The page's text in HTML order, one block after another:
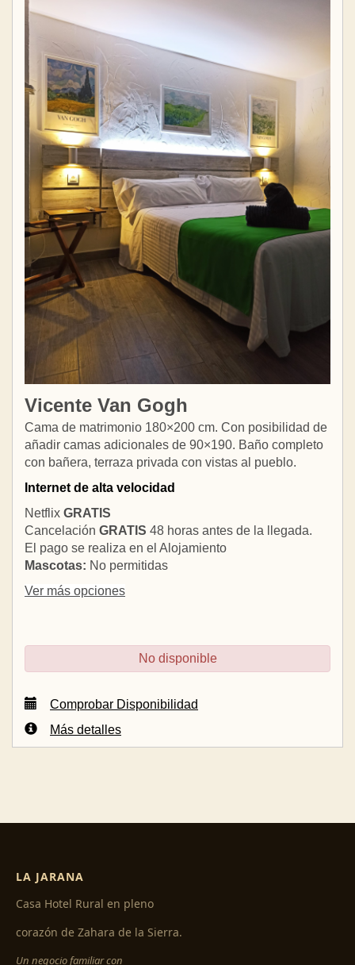
Vicente Van Gogh
Cama de matrimonio 180×200 cm. Con posibilidad de
añadir camas adicionales de 90×190. Baño completo
con bañera, terraza privada con vistas al pueblo.
Internet de alta velocidad
Netflix GRATIS
Cancelación GRATIS 48 horas antes de la llegada.
El pago se realiza en el Alojamiento
Mascotas: No permitidas
Ver más opciones
No disponible
Comprobar Disponibilidad
Más detalles
LA JARANA
Casa Hotel Rural en pleno
corazón de Zahara de la Sierra.
Un negocio familiar con